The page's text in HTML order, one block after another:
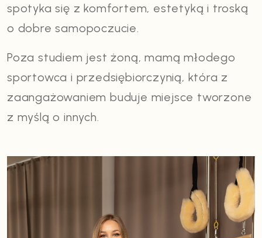
spotyka się z komfortem, estetyką i troską
o dobre samopoczucie.
Poza studiem jest żoną, mamą młodego
sportowca i przedsiębiorczynią, która z
zaangażowaniem buduje miejsce tworzone
z myślą o innych.